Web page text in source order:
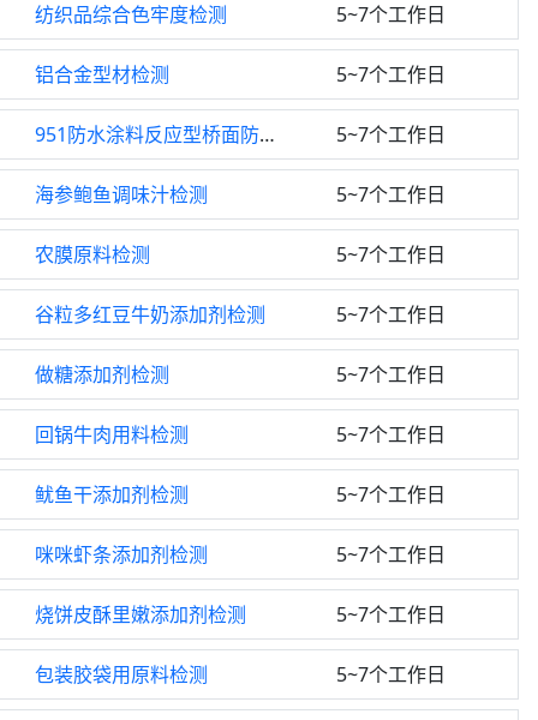
纺织品综合色牢度检测 5~7个工作日
铝合金型材检测 5~7个工作日
951防水涂料反应型桥面防水涂料检测 5~7个工作日
海参鲍鱼调味汁检测 5~7个工作日
农膜原料检测 5~7个工作日
谷粒多红豆牛奶添加剂检测 5~7个工作日
做糖添加剂检测 5~7个工作日
回锅牛肉用料检测 5~7个工作日
鱿鱼干添加剂检测 5~7个工作日
咪咪虾条添加剂检测 5~7个工作日
烧饼皮酥里嫩添加剂检测 5~7个工作日
包装胶袋用原料检测 5~7个工作日